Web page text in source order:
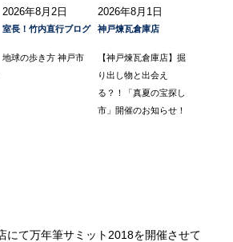
2026年8月2日
室長！竹内直行ブログ
地球の歩き方 神戸市
2026年8月1日
神戸煉瓦倉庫店
【神戸煉瓦倉庫店】掘
り出し物と出会え
る？！「真夏の宝探し
市」開催のお知らせ！
にて万年筆サミット2018を開催させて